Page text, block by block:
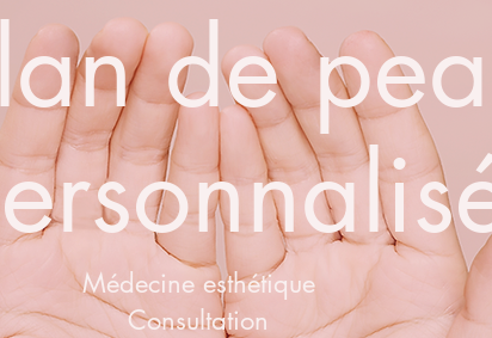
de
Médecine esthétique
Consultation